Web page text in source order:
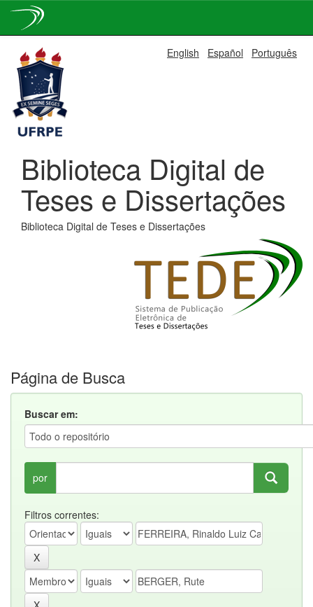
navigation
English Español Português
Biblioteca Digital de
Teses e Dissertações
Biblioteca Digital de Teses e Dissertações
Página de Busca
Buscar em:
por
Filtros correntes: